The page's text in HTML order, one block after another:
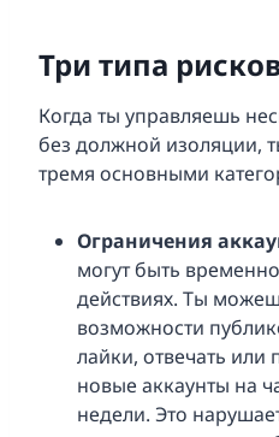
Три типа
Когда ты управляешь
без должной изоляции,
тремя основными
Ограничения
могут быть
действиях. Ты
возможности
лайки, отвечать или
новые аккаунты на
недели. Это